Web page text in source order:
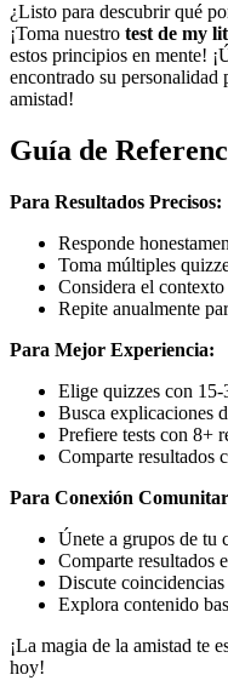
¿Listo para descubrir qué
¡Toma nuestro test de my
estos principios en mente!
encontrado su personalidad
amistad!
Guía de
Para Resultados Precisos:
Responde
Toma múltiples
Considera el
Repite anualmente
Para Mejor Experiencia:
Elige quizzes con 15-
Busca explicaciones
Prefiere tests con 8+
Comparte resultados
Para Conexión
Únete a grupos de tu
Comparte resultados
Discute
Explora contenido
¡La magia de la amistad te
hoy!